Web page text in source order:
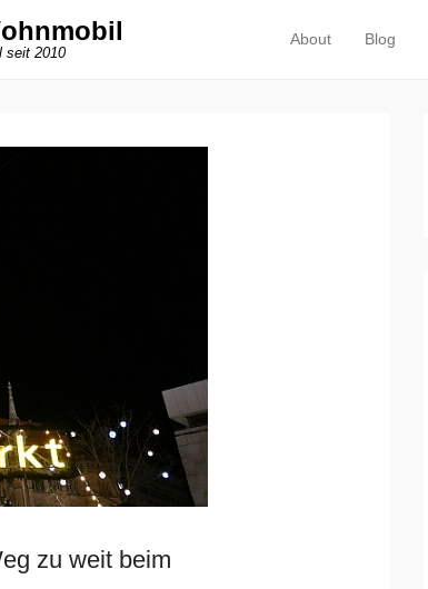
seit 2010
Primäres Menü
Zum Inhalt springen
About Blog
zu weit beim